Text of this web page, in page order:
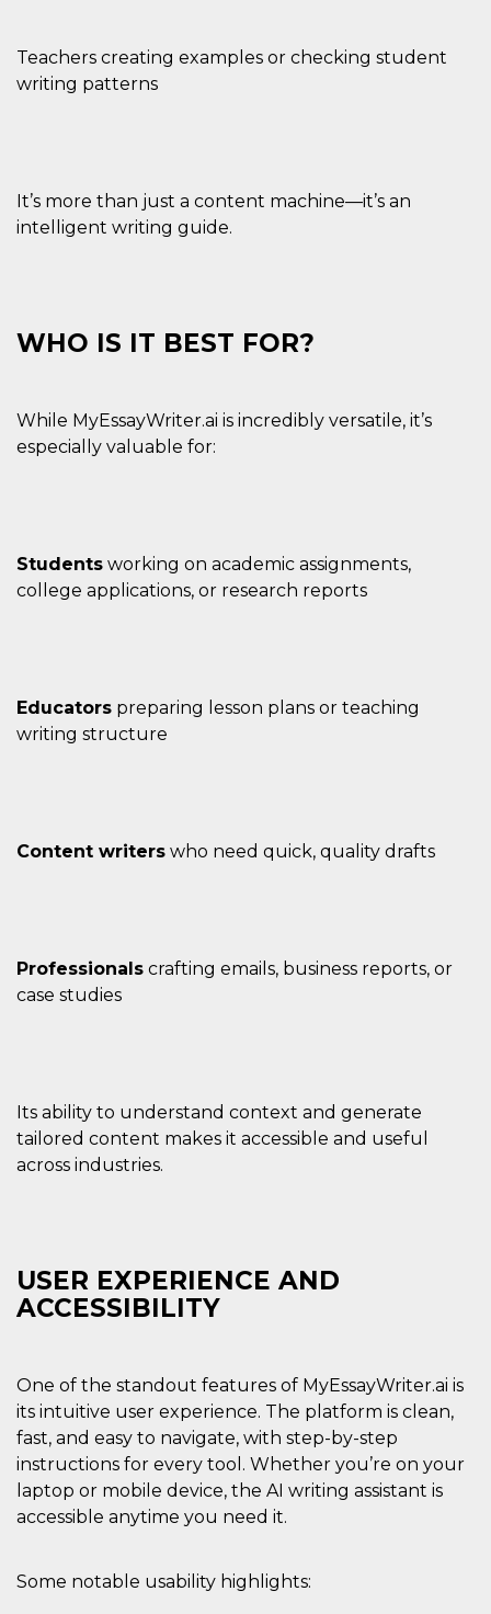
Teachers creating examples or checking student
writing patterns
It’s more than just a content machine—it’s an
intelligent writing guide.
WHO IS IT BEST FOR?
While MyEssayWriter.ai is incredibly versatile, it’s
especially valuable for:
Students working on academic assignments,
college applications, or research reports
Educators preparing lesson plans or teaching
writing structure
Content writers who need quick, quality drafts
Professionals crafting emails, business reports, or
case studies
Its ability to understand context and generate
tailored content makes it accessible and useful
across industries.
USER EXPERIENCE AND
ACCESSIBILITY
One of the standout features of MyEssayWriter.ai is
its intuitive user experience. The platform is clean,
fast, and easy to navigate, with step-by-step
instructions for every tool. Whether you’re on your
laptop or mobile device, the AI writing assistant is
accessible anytime you need it.
Some notable usability highlights: